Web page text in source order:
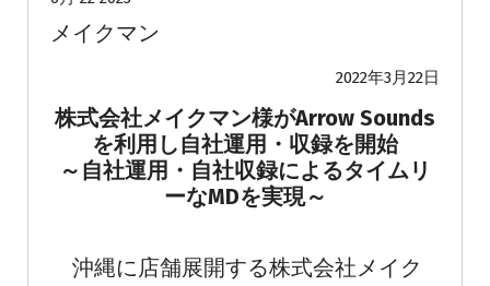
メイクマン
2022年3月22日
株式会社メイクマン様がArrow Sounds
を利用し自社運用・収録を開始
～自社運用・自社収録によるタイムリ
ーなMDを実現～
沖縄に店舗展開する株式会社メイク